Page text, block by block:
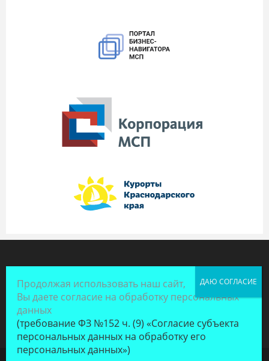
Продолжая использовать наш сайт,
Вы даете согласие на обработку персональных
данных
(требование ФЗ №152 ч. (9) «Согласие субъекта
персональных данных на обработку его
персональных данных»)